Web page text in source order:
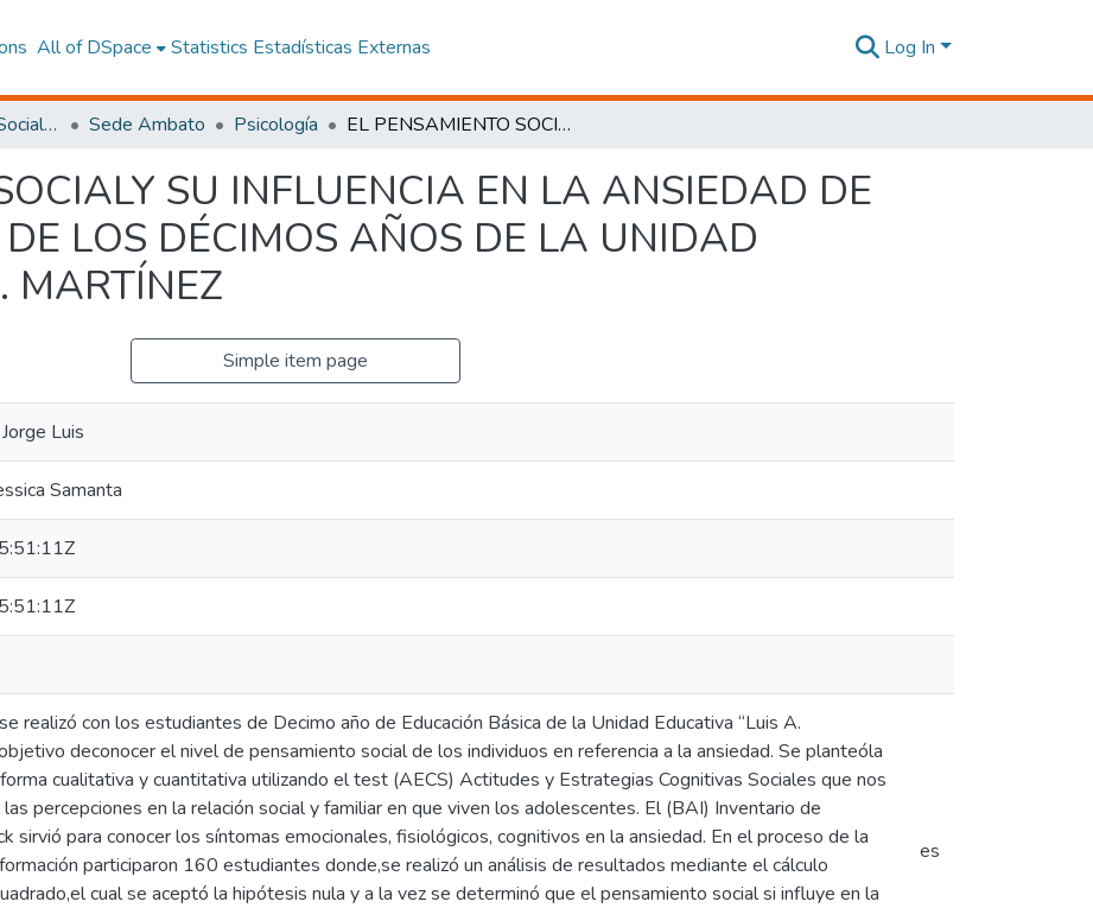
All of DSpace Statistics Estadísticas Externas Log In
Facultad de Ciencias Sociales y Humanas Sede Ambato Psicología EL PENSAMIENTO SOCIALY SU INFLUENCIA EN LA ANSIEDAD DE LOS ESTUDIANTES DE LOS DÉCIMOS AÑOS DE LA UNIDAD EDUCATIVA LUIS A. MARTÍNEZ
SU INFLUENCIA EN LA ANSIEDAD DE
LOS DÉCIMOS AÑOS DE LA UNIDAD
MARTÍNEZ
Simple item page
Luis
Samanta
realizó con los estudiantes de Decimo año de Educación Básica de la Unidad Educativa “Luis A.
deconocer el nivel de pensamiento social de los individuos en referencia a la ansiedad. Se planteóla
cualitativa y cuantitativa utilizando el test (AECS) Actitudes y Estrategias Cognitivas Sociales que nos
percepciones en la relación social y familiar en que viven los adolescentes. El (BAI) Inventario de
sirvió para conocer los síntomas emocionales, fisiológicos, cognitivos en la ansiedad. En el proceso de la
participaron 160 estudiantes donde,se realizó un análisis de resultados mediante el cálculo
cual se aceptó la hipótesis nula y a la vez se determinó que el pensamiento social si influye en la
es